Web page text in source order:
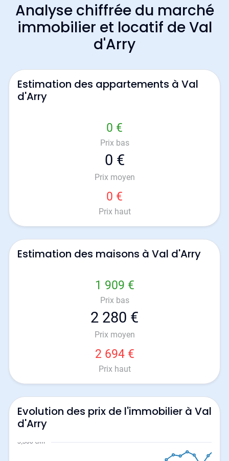
Analyse chiffrée du marché
immobilier et locatif de Val
d'Arry
Estimation des appartements à Val
d'Arry
0 €
Prix bas
0 €
Prix moyen
0 €
Prix haut
Estimation des maisons à Val d'Arry
1 909 €
Prix bas
2 280 €
Prix moyen
2 694 €
Prix haut
Evolution des prix de l'immobilier à Val
d'Arry